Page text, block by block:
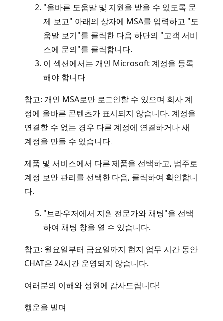
"올바른 도움말 및 지원을 받을 수 있도록 문
제 보고" 아래의 상자에 MSA를 입력하고 "도
움말 보기"를 클릭한 다음 하단의 "고객 서비
스에 문의"를 클릭합니다.
이 섹션에서는 개인 Microsoft 계정을 등록
해야 합니다
참고: 개인 MSA로만 로그인할 수 있으며 회사 계
정에 올바른 콘텐츠가 표시되지 않습니다. 계정을
연결할 수 없는 경우 다른 계정에 연결하거나 새
계정을 만들 수 있습니다.
제품 및 서비스에서 다른 제품을 선택하고, 범주로
계정 보안 관리를 선택한 다음, 클릭하여 확인합니
다.
"브라우저에서 지원 전문가와 채팅"을 선택
하여 채팅 창을 열 수 있습니다.
참고: 월요일부터 금요일까지 현지 업무 시간 동안
CHAT은 24시간 운영되지 않습니다.
여러분의 이해와 성원에 감사드립니다!
행운을 빌며